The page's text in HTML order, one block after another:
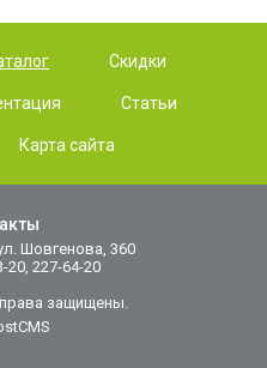
Скидки
Статьи
Карта сайта
Шовгенова, 360
20, 227-64-20
защищены.